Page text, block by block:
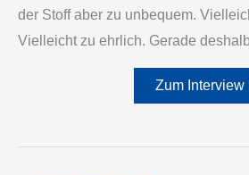
der Stoff aber zu unbequem.
Vielleicht zu ehrlich. Gerade
Zum Interview